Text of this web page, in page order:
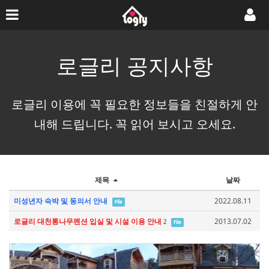
로글리 공지사항
로글리 이용에 꼭 필요한 정보들을 친절하게 안
내해 드립니다. 꼭 읽어 보시고 오세요.
제목 날짜
미성년자 숙박 및 동의서 안내 File
2022.08.11
로글리 대천통나무펜션 입실 및 시설 이용 안내 2 File 2013.07.02